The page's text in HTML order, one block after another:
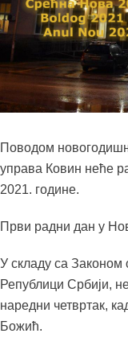
Поводом
управа Ковин неће
2021. године.
Први радни дан у
У складу са
Републици Србији,
наредни четвртак,
Божић.